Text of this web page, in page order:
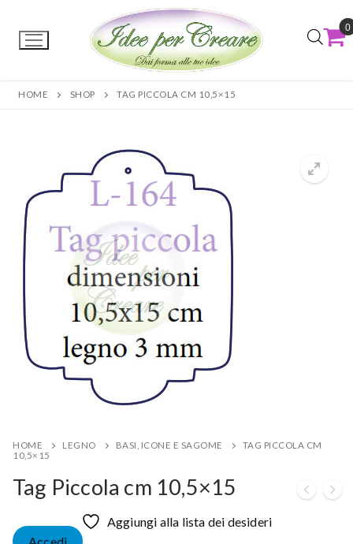
0
HOME SHOP TAG PICCOLA CM 10,5×15
HOME LEGNO BASI, ICONE E SAGOME
TAG PICCOLA CM
10,5×15
Tag Piccola cm 10,5×15
Aggiungi alla lista dei desideri